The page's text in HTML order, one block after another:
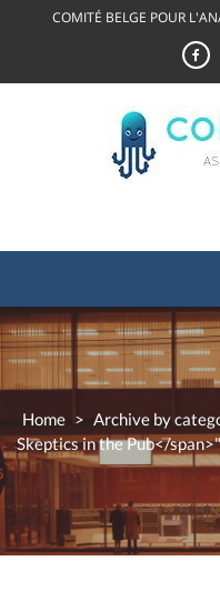
COMITÉ BELGE POUR
Home > Archive by
Skeptics in the Pub</span>"